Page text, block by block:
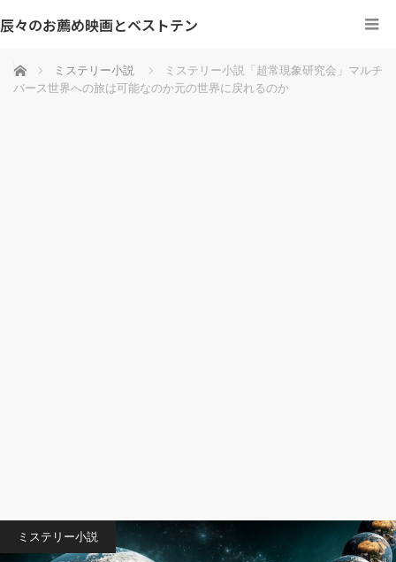
辰々のお薦め映画とベストテン
ホーム ミステリー小説
ミステリー小説「超常現象研究会」マルチ
バース世界への旅は可能なのか元の世界に戻れるのか
ミステリー小説